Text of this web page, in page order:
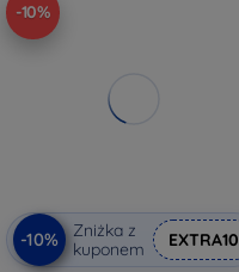
-10%
-10%
Zniżka z
kuponem
EXTRA10